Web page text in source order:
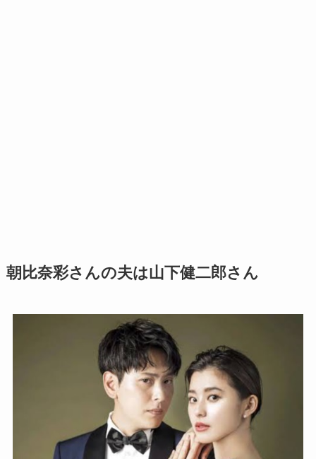
朝比奈彩さんの夫は山下健二郎さん